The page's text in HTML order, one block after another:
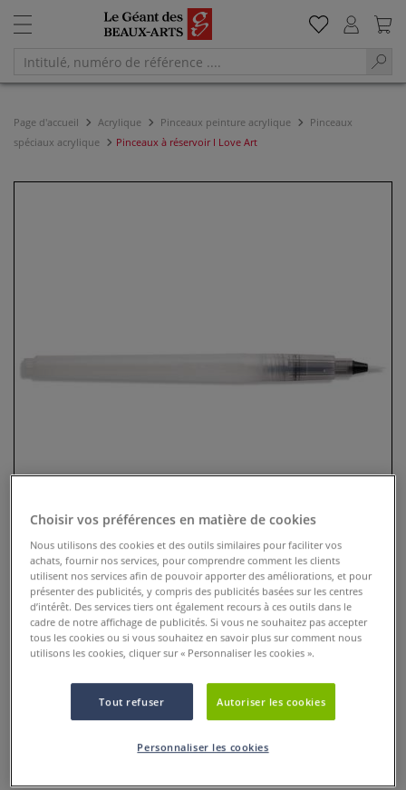
Page d'accueil Acrylique Pinceaux peinture acrylique
Pinceaux
spéciaux acrylique
Pinceaux à réservoir I Love Art
Pinceaux à réservoir I Love Art
La plus large palette de pinceaux rechargeable. Pratique,
facile à transporter en extérieur.
Plus
Choisir vos préférences en matière de cookies
Nous utilisons des cookies et des outils similaires pour faciliter vos
achats, fournir nos services, pour comprendre comment les clients
utilisent nos services afin de pouvoir apporter des améliorations, et pour
présenter des publicités, y compris des publicités basées sur les centres
d’intérêt. Des services tiers ont également recours à ces outils dans le
cadre de notre affichage de publicités. Si vous ne souhaitez pas accepter
tous les cookies ou si vous souhaitez en savoir plus sur comment nous
utilisons les cookies, cliquer sur « Personnaliser les cookies ».
Tout refuser Autoriser les cookies
Personnaliser les cookies